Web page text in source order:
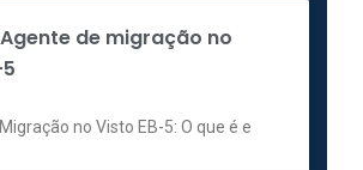
Agente de migração no
no Visto EB-5: O que é e